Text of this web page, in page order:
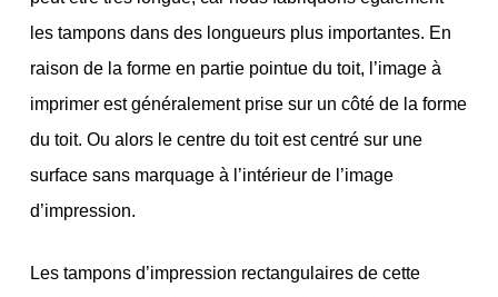
les tampons dans des longueurs plus importantes. En
raison de la forme en partie pointue du toit, l’image à
imprimer est généralement prise sur un côté de la forme
du toit. Ou alors le centre du toit est centré sur une
surface sans marquage à l’intérieur de l’image
d’impression.
Les tampons d’impression rectangulaires de cette